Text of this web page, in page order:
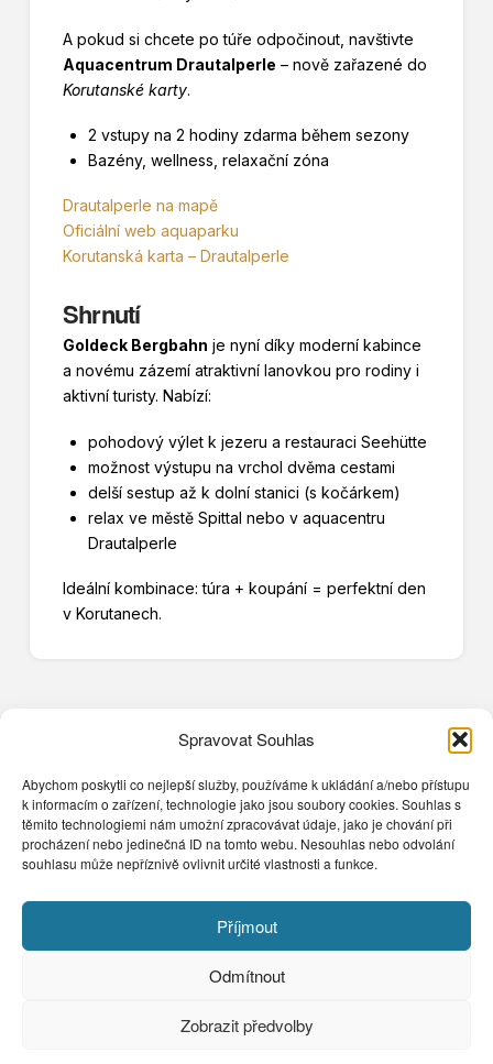
Spravovat Souhlas
Abychom poskytli co nejlepší služby, používáme k ukládání a/nebo přístupu
k informacím o zařízení, technologie jako jsou soubory cookies. Souhlas s
těmito technologiemi nám umožní zpracovávat údaje, jako je chování při
procházení nebo jedinečná ID na tomto webu. Nesouhlas nebo odvolání
souhlasu může nepříznivě ovlivnit určité vlastnosti a funkce.
Příjmout
Odmítnout
Zobrazit předvolby
A pokud si chcete po túře odpočinout, navštivte
Aquacentrum Drautalperle – nově zařazené do
Korutanské karty.
2 vstupy na 2 hodiny zdarma během sezony
Bazény, wellness, relaxační zóna
Drautalperle na mapě
Oficiální web aquaparku
Korutanská karta – Drautalperle
Shrnutí
Goldeck Bergbahn je nyní díky moderní kabince
a novému zázemí atraktivní lanovkou pro rodiny i
aktivní turisty. Nabízí:
pohodový výlet k jezeru a restauraci Seehütte
možnost výstupu na vrchol dvěma cestami
delší sestup až k dolní stanici (s kočárkem)
relax ve městě Spittal nebo v aquacentru
Drautalperle
Ideální kombinace: túra + koupání = perfektní den
v Korutanech.
Kontakt
+420 602 859 822
dovolenakorutany@seznam.cz
Přemyšlenská 77 - Praha 8 182 00